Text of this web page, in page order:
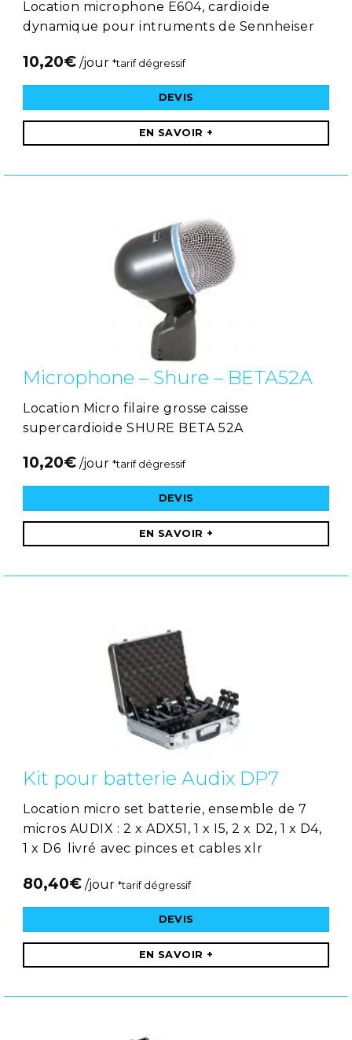
Location microphone E604, cardioïde
dynamique pour intruments de Sennheiser
10,20€ /jour *tarif dégressif
DEVIS
EN SAVOIR +
Microphone – Shure – BETA52A
Location Micro filaire grosse caisse
supercardioide SHURE BETA 52A
10,20€ /jour *tarif dégressif
DEVIS
EN SAVOIR +
Kit pour batterie Audix DP7
Location micro set batterie, ensemble de 7
micros AUDIX : 2 x ADX51, 1 x I5, 2 x D2, 1 x D4,
1 x D6 livré avec pinces et cables xlr
80,40€ /jour *tarif dégressif
DEVIS
EN SAVOIR +